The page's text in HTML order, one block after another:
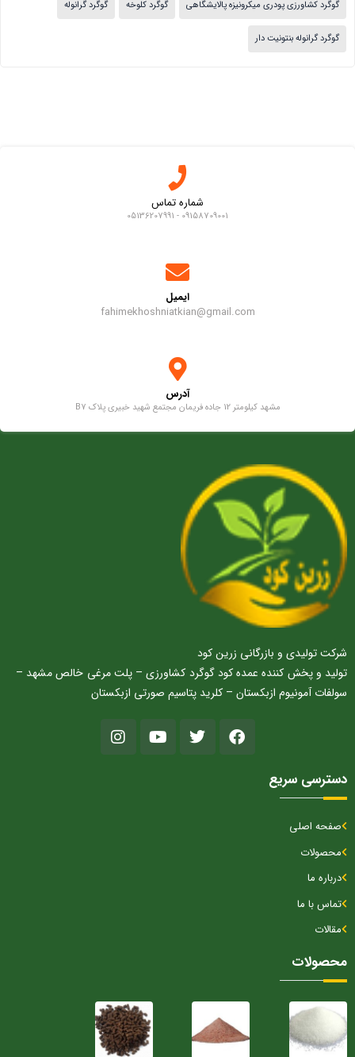
گوگرد کشاورزی پودری میکرونیزه پالایشگاهی گوگرد کلوخه گوگرد گرانوله
گوگرد گرانوله بنتونیت دار
شماره تماس
09158709001 - 05136207991
ایمیل
fahimekhoshniatkian@gmail.com
آدرس
مشهد کیلومتر 12 جاده فریمان مجتمع شهید خبیری پلاک B7
شرکت تولیدی و بازرگانی زرین کود
تولید و پخش کننده عمده کود گوگرد کشاورزی – پلت مرغی خالص مشهد –
سولفات آمونیوم ازبکستان – کلرید پتاسیم صورتی ازبکستان
دسترسی سریع
صفحه اصلی
محصولات
درباره ما
تماس با ما
مقالات
محصولات